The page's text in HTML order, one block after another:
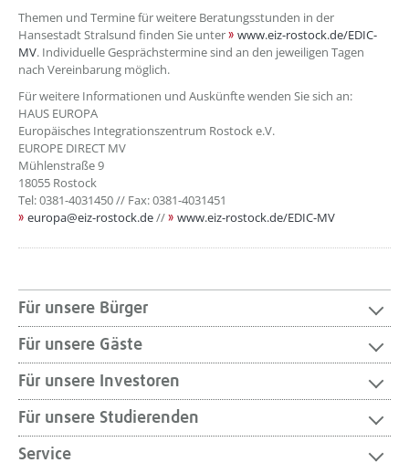
Themen und Termine für weitere Beratungsstunden in der
Hansestadt Stralsund finden Sie unter
www.eiz-rostock.de/EDIC-
MV. Individuelle Gesprächstermine sind an den jeweiligen Tagen
nach Vereinbarung möglich.
Für weitere Informationen und Auskünfte wenden Sie sich an:
HAUS EUROPA
Europäisches Integrationszentrum Rostock e.V.
EUROPE DIRECT MV
Mühlenstraße 9
18055 Rostock
Tel: 0381-4031450 // Fax: 0381-4031451
europa@eiz-rostock.de// www.eiz-rostock.de/EDIC-MV
Für unsere Bürger
Für unsere Gäste
Für unsere Investoren
Für unsere Studierenden
Service